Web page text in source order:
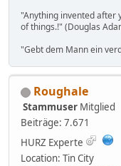
"Anything invented after
of things.!" (Douglas
"Gebt dem Mann ein
Roughale
Stammuser Mitglied
Beiträge: 7.671
HURZ Experte
Location: Tin City